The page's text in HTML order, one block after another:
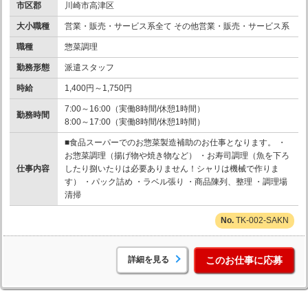
市区郡 川崎市高津区
大小職種 営業・販売・サービス系全て その他営業・販売・サービス系
職種 惣菜調理
勤務形態 派遣スタッフ
時給 1,400円～1,750円
勤務時間
7:00～16:00（実働8時間/休憩1時間）
8:00～17:00（実働8時間/休憩1時間）
仕事内容
■食品スーパーでのお惣菜製造補助のお仕事となります。 ・
お惣菜調理（揚げ物や焼き物など） ・お寿司調理（魚を下ろ
したり捌いたりは必要ありません！シャリは機械で作りま
す） ・パック詰め ・ラベル張り ・商品陳列、整理 ・調理場
清掃
TK-002-SAKN
詳細を見る このお仕事に応募